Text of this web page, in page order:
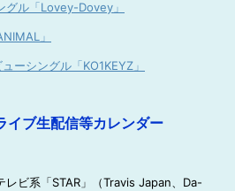
グル「Lovey-Dovey」
」
ーシングル「KO1KEYZ」
イブ生配信等カレンダー
ビ系「STAR」（Travis Japan、Da-